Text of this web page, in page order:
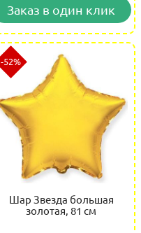
Заказ в один клик
-52%
Шар Звезда большая
золотая, 81 см